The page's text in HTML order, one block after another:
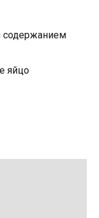
содержанием
яйцо